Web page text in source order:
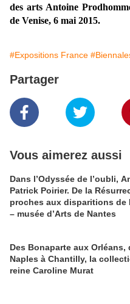
des arts Antoine
de Venise, 6 mai 2015.
#Expositions France
Partager
Vous aimerez aussi
Dans l’Odyssée de l’oubli,
Patrick Poirier. De la
proches aux disparitions de
– musée d’Arts de Nantes
Des Bonaparte aux Orléans,
Naples à Chantilly, la
reine Caroline Murat